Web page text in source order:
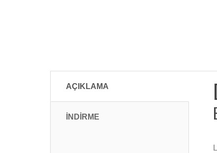
AÇIKLAMA
İNDİRME